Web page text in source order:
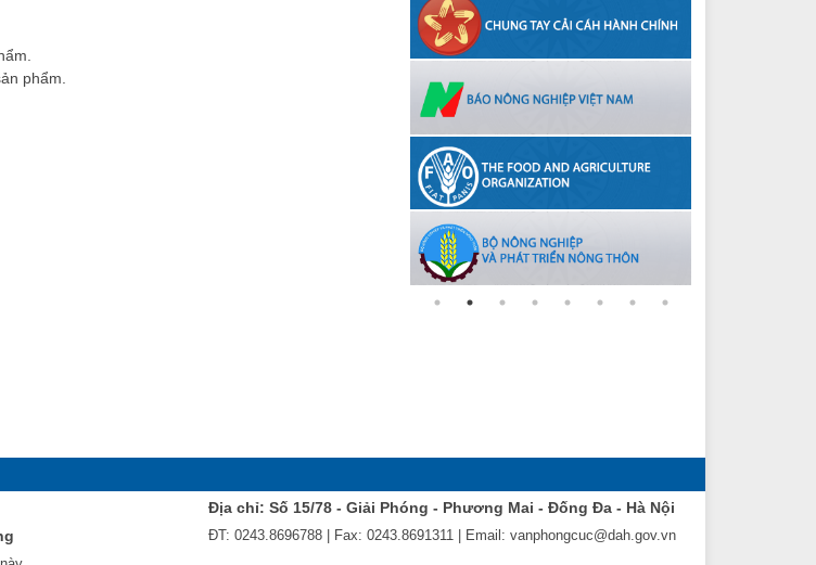
phẩm.
Địa chỉ: Số 15/78 - Giải Phóng - Phương Mai - Đống Đa - Hà Nội
ĐT: 0243.8696788 | Fax: 0243.8691311 | Email: vanphongcuc@dah.gov.vn